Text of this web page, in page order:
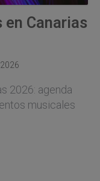
Canarias
2026: agenda
musicales